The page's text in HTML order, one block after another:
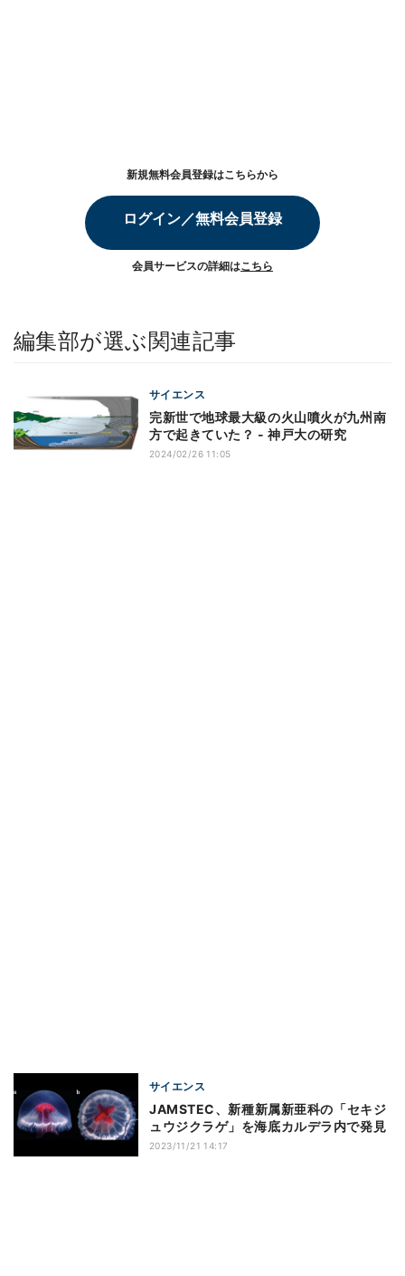
新規無料会員登録はこちらから
ログイン／無料会員登録
会員サービスの詳細はこちら
編集部が選ぶ関連記事
サイエンス
完新世で地球最大級の火山噴火が九州南
方で起きていた？ - 神戸大の研究
2024/02/26 11:05
サイエンス
JAMSTEC、新種新属新亜科の「セキジ
ュウジクラゲ」を海底カルデラ内で発見
2023/11/21 14:17